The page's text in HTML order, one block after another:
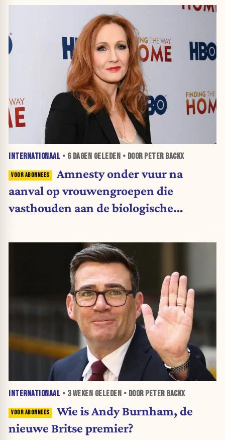
INTERNATIONAAL • 6 DAGEN GELEDEN • DOOR PETER BACKX
Amnesty onder vuur na
aanval op vrouwengroepen die
vasthouden aan de biologische
INTERNATIONAAL • 3 WEKEN GELEDEN • DOOR PETER BACKX
Wie is Andy Burnham, de
nieuwe Britse premier?